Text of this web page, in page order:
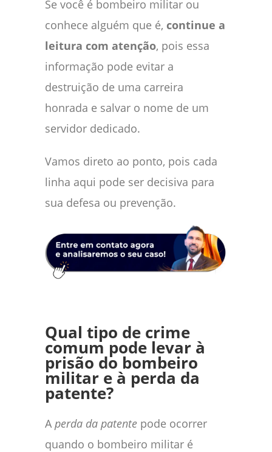
Se você é bombeiro militar ou
conhece alguém que é, continue a
leitura com atenção, pois essa
informação pode evitar a
destruição de uma carreira
honrada e salvar o nome de um
servidor dedicado.
Vamos direto ao ponto, pois cada
linha aqui pode ser decisiva para
sua defesa ou prevenção.
Qual tipo de crime
comum pode levar à
prisão do bombeiro
militar e à perda da
patente?
A perda da patente pode ocorrer
quando o bombeiro militar é